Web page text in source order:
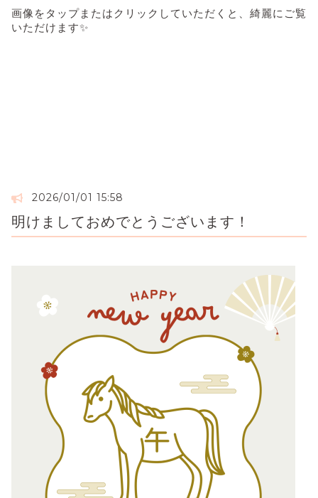
画像をタップまたはクリックしていただくと、綺麗にご覧
いただけます✨
2026/01/01 15:58
明けましておめでとうございます！